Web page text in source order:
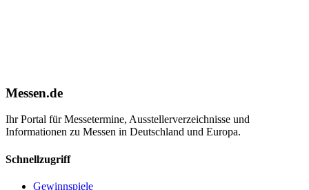
Messen.de
Ihr Portal für Messetermine, Ausstellerverzeichnisse und
Informationen zu Messen in Deutschland und Europa.
Schnellzugriff
Gewinnspiele